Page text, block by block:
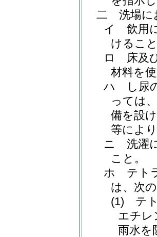
二
洗場に
イ
飲用
けるこ
ロ
床及
材料を
ハ
し尿
っては
備を設
等によ
ニ
洗濯
こと。
ホ
テト
は、次
(1)
テ
エチレ
雨水を